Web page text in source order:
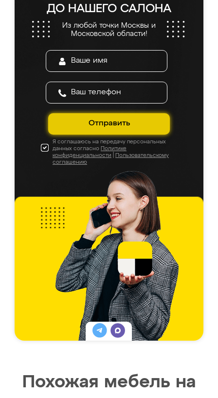
ДО НАШЕГО САЛОНА
Из любой точки Москвы и
Московской области!
Отправить
Я соглашаюсь на передачу персональных
данных согласно Политике
конфиденциальности
Пользовательскому
соглашению
Похожая мебель на